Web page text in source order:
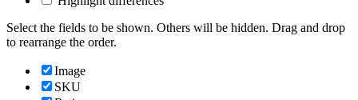
Select the fields to be shown. Others will be hidden. Drag and drop
to rearrange the order.
Image
SKU